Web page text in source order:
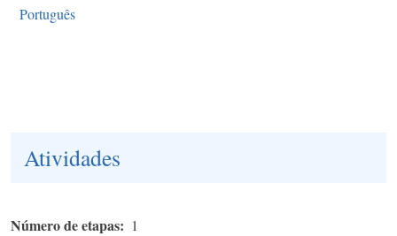
Português
Atividades
Número de etapas 1